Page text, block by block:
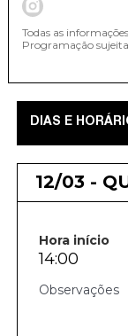
Todas as
Programação
DIAS E
12/03 -
Hora início
14:00